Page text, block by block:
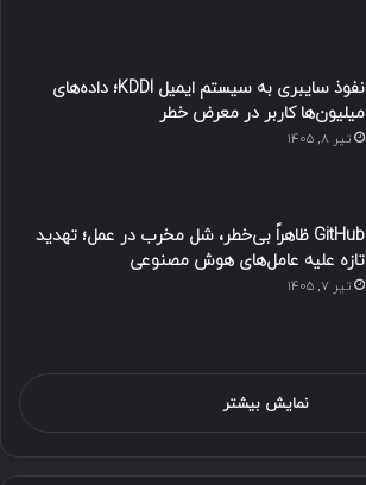
نفوذ سایبری به سیستم ایمیل KDDI؛ داده‌های
میلیون‌ها کاربر در معرض خطر
تیر ۸, ۱۴۰۵
GitHub ظاهراً بی‌خطر، شل مخرب در عمل؛ تهدید
تازه علیه عامل‌های هوش مصنوعی
تیر ۷, ۱۴۰۵
نمایش بیشتر